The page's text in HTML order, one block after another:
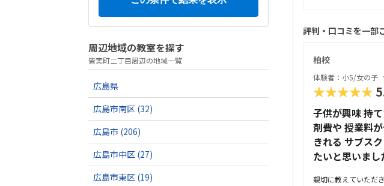
周辺地域の教室を探す
皆実町二丁目周辺の地域一覧
広島県
広島市南区 (32)
広島市 (206)
広島市中区 (27)
広島市東区 (19)
評判・口コミを一部
柏校
体験者：小5/女の子
★★★★★
子供が興味 持
剤費や 授業料
きれる サブス
たいと思いまし
親切に教えていただ